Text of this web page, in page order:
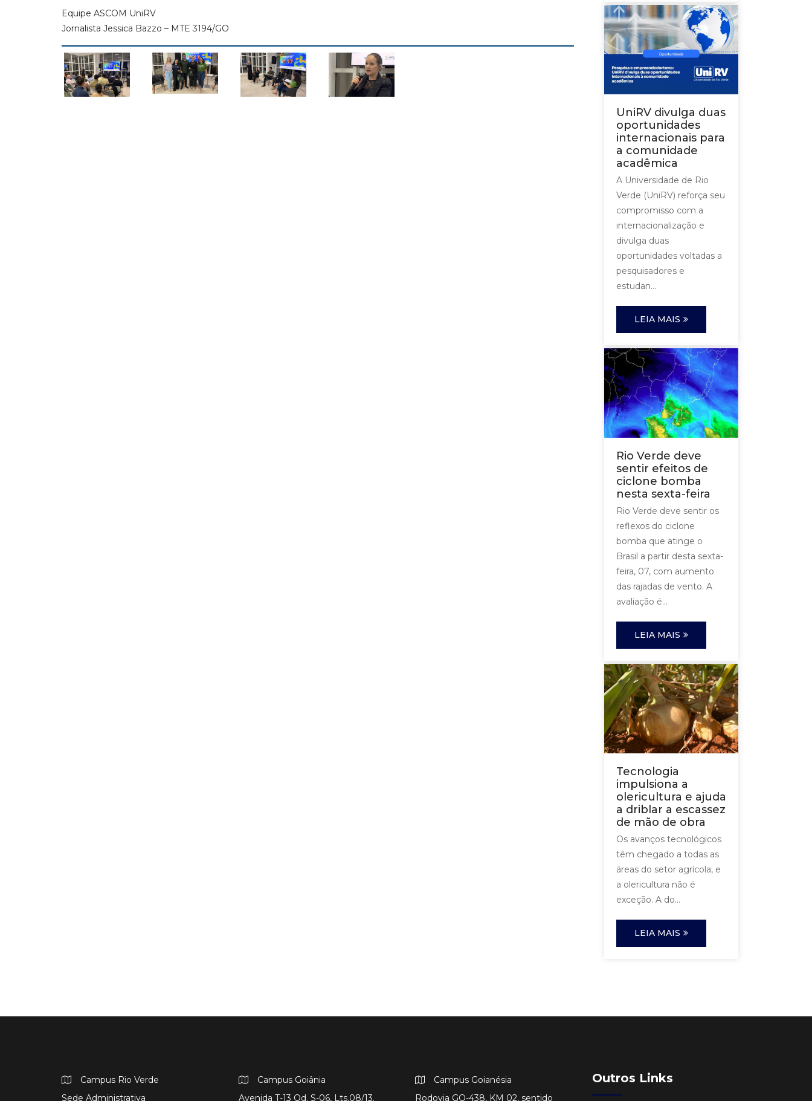
Equipe ASCOM UniRV
Jornalista Jessica Bazzo – MTE 3194/GO
UniRV divulga duas
oportunidades
internacionais para
a comunidade
acadêmica
A Universidade de Rio
Verde (UniRV) reforça seu
compromisso com a
internacionalização e
divulga duas
oportunidades voltadas a
pesquisadores e
estudan...
LEIA MAIS
Rio Verde deve
sentir efeitos de
ciclone bomba
nesta sexta-feira
Rio Verde deve sentir os
reflexos do ciclone
bomba que atinge o
Brasil a partir desta sexta-
feira, 07, com aumento
das rajadas de vento. A
avaliação é...
LEIA MAIS
Tecnologia
impulsiona a
olericultura e ajuda
a driblar a escassez
de mão de obra
Os avanços tecnológicos
têm chegado a todas as
áreas do setor agrícola, e
a olericultura não é
exceção. A do...
LEIA MAIS
Campus Rio Verde
Sede Administrativa
Campus Goiânia
Avenida T-13 Qd. S-06, Lts.08/13.
Campus Goianésia
Rodovia GO-438, KM 02, sentido
Outros Links